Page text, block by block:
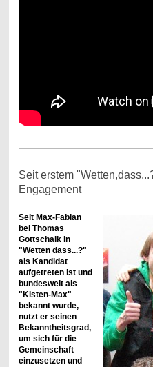
Seit erstem
Engagement
Seit Max-Fabian
bei Thomas
Gottschalk in
"Wetten dass...?"
als Kandidat
aufgetreten ist und
bundesweit als
"Kisten-Max"
bekannt wurde,
nutzt er seinen
Bekanntheitsgrad,
um sich für die
Gemeinschaft
einzusetzen und